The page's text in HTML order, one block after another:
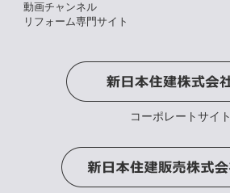
動画チャンネル
リフォーム専門サイト
コーポレートサイト